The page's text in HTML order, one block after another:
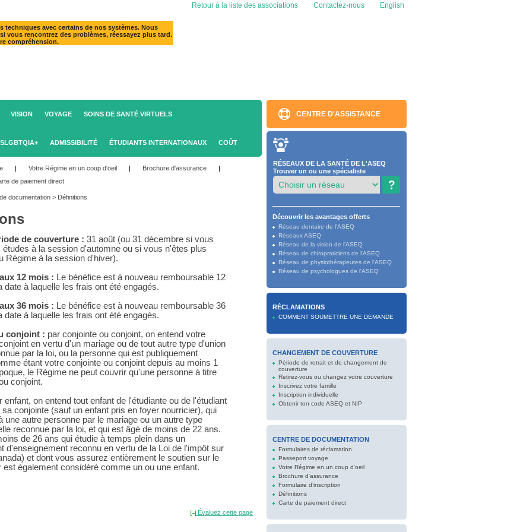
Retour à la liste des associations Contactez-nous English
avec certains de nos systèmes. Nous
vous rencontrez des problèmes, réessayez plus tard.
compréhension.
VISION VOYAGE SOINS DE SANTÉ VIRTUELS
ADMISSIBILITÉ ÉTUDIANTS INTERNATIONAUX COÛT
| Votre Régime en un coup d'oeil | Brochure d'assurance
|
de paiement direct
documentation > Définitions
de couverture : 31 août (ou 31 décembre si vous
à la session d'automne ou si vous n'êtes plus
Régime à la session d'hiver).
12 mois : Le bénéfice est à nouveau remboursable 12
date à laquelle les frais ont été engagés.
36 mois : Le bénéfice est à nouveau remboursable 36
date à laquelle les frais ont été engagés.
conjoint : par conjointe ou conjoint, on entend votre
en vertu d'un mariage ou de tout autre type d'union
par la loi, ou la personne qui est publiquement
étant votre conjointe ou conjoint depuis au moins 1
le Régime ne peut couvrir qu'une personne à titre
conjoint.
enfant, on entend tout enfant de l'étudiante ou de l'étudiant
conjointe (sauf un enfant pris en foyer nourricier), qui
une autre personne par le mariage ou un autre type
reconnue par la loi, et qui est âgé de moins de 22 ans.
de 26 ans qui étudie à temps plein dans un
d'enseignement reconnu en vertu de la Loi de l'impôt sur
et dont vous assurez entièrement le soutien sur le
est également considéré comme un ou une enfant.
Évaluez cette page
CENTRE D'ASSISTANCE
RÉSEAUX DE LA SANTÉ DE L'ASEQ
Trouver un ou une spécialiste
Découvrir les avantages offerts
Réseau dentaire de l'ASEQ
Réseaux ASEQ
Réseau de la vision de l'ASEQ
Réseau de chiropraticiens de l'ASEQ
Réseau de physiothérapeutes de l'ASEQ
Réseau de psychologues de l'ASEQ
RÉCLAMATIONS
COMMENT SOUMETTRE UNE DEMANDE
CHANGEMENT DE COUVERTURE
Période de retrait et de changement de
couverture
Retirez-vous ou changez votre couverture
Inscrivez votre famille
Inscription individuelle
Obtenir ton code ASEQ et NIP
CENTRE DE DOCUMENTATION
Formulaires de réclamation
Passeport voyage
Votre Régime en un coup d'oeil
Brochure d'assurance
Formulaire d’inscription
Définitions
Carte de paiement direct